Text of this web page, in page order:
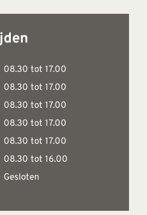
08.30 tot 17.00
08.30 tot 17.00
08.30 tot 17.00
08.30 tot 17.00
08.30 tot 17.00
08.30 tot 16.00
Gesloten